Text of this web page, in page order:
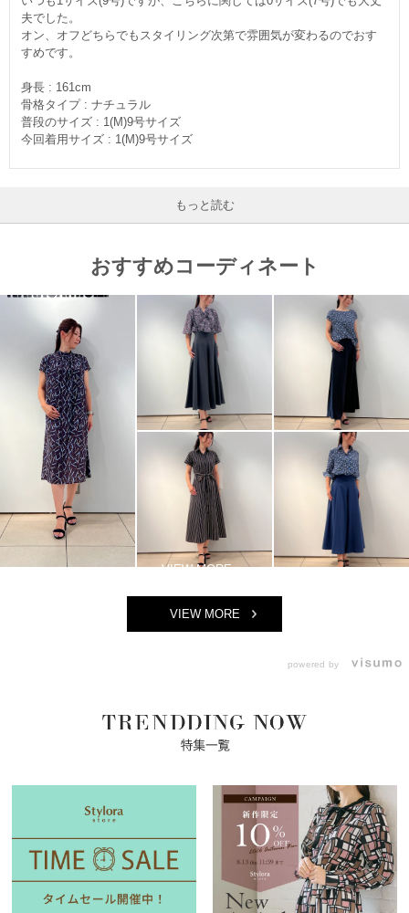
夫でした。
オン、オフどちらでもスタイリング次第で雰囲気が変わるのでおす
すめです。
身長 : 161cm
骨格タイプ : ナチュラル
普段のサイズ : 1(M)9号サイズ
今回着用サイズ : 1(M)9号サイズ
もっと読む
おすすめコーディネート
VIEW MORE
powered by